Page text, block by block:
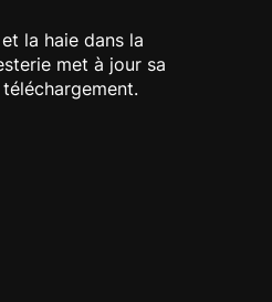
la haie dans la
met à jour sa